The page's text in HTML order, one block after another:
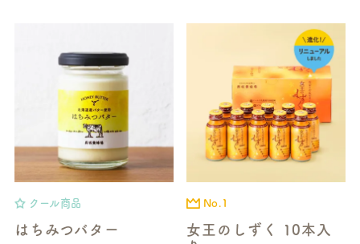
クール商品
はちみつバター
No.1
女王のしずく 10本入